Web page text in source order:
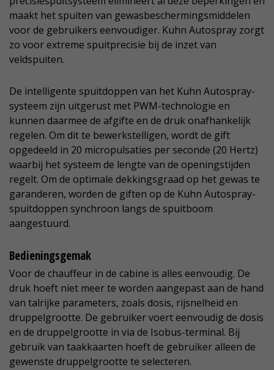
maakt het spuiten van gewasbeschermingsmiddelen
voor de gebruikers eenvoudiger. Kuhn Autospray zorgt
zo voor extreme spuitprecisie bij de inzet van
veldspuiten.
De intelligente spuitdoppen van het Kuhn Autospray-
systeem zijn uitgerust met PWM-technologie en
kunnen daarmee de afgifte en de druk onafhankelijk
regelen. Om dit te bewerkstelligen, wordt de gift
opgedeeld in 20 micropulsaties per seconde (20 Hertz)
waarbij het systeem de lengte van de openingstijden
regelt. Om de optimale dekkingsgraad op het gewas te
garanderen, worden de giften op de Kuhn Autospray-
spuitdoppen synchroon langs de spuitboom
aangestuurd.
Bedieningsgemak
Voor de chauffeur in de cabine is alles eenvoudig. De
druk hoeft niet meer te worden aangepast aan de hand
van talrijke parameters, zoals dosis, rijsnelheid en
druppelgrootte. De gebruiker voert eenvoudig de dosis
en de druppelgrootte in via de Isobus-terminal. Bij
gebruik van taakkaarten hoeft de gebruiker alleen de
gewenste druppelgrootte te selecteren.